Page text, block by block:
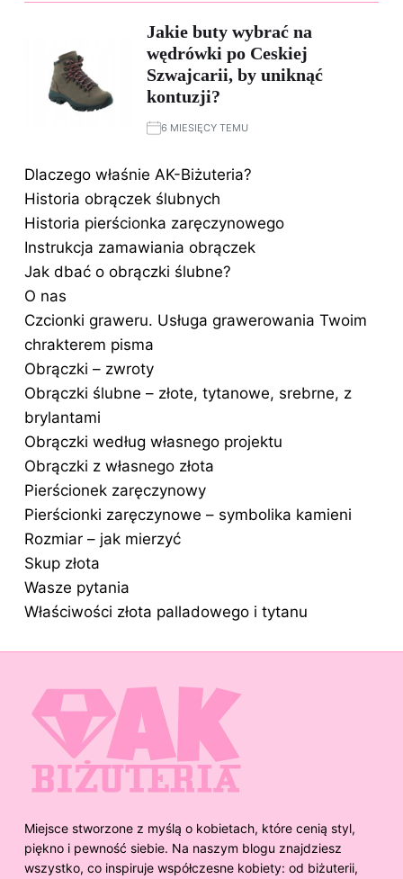
Jakie buty wybrać na
wędrówki po Ceskiej
Szwajcarii, by uniknąć
kontuzji?
6 MIESIĘCY TEMU
Dlaczego właśnie AK-Biżuteria?
Historia obrączek ślubnych
Historia pierścionka zaręczynowego
Instrukcja zamawiania obrączek
Jak dbać o obrączki ślubne?
O nas
Czcionki graweru. Usługa grawerowania Twoim
chrakterem pisma
Obrączki – zwroty
Obrączki ślubne – złote, tytanowe, srebrne, z
brylantami
Obrączki według własnego projektu
Obrączki z własnego złota
Pierścionek zaręczynowy
Pierścionki zaręczynowe – symbolika kamieni
Rozmiar – jak mierzyć
Skup złota
Wasze pytania
Właściwości złota palladowego i tytanu
Miejsce stworzone z myślą o kobietach, które cenią styl,
piękno i pewność siebie. Na naszym blogu znajdziesz
wszystko, co inspiruje współczesne kobiety: od biżuterii,